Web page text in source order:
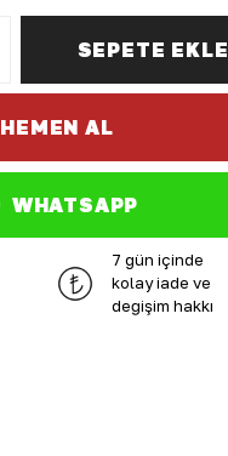
SEPETE EKLE
HEMEN AL
WHATSAPP
7 gün içinde
kolay iade ve
değişim hakkı